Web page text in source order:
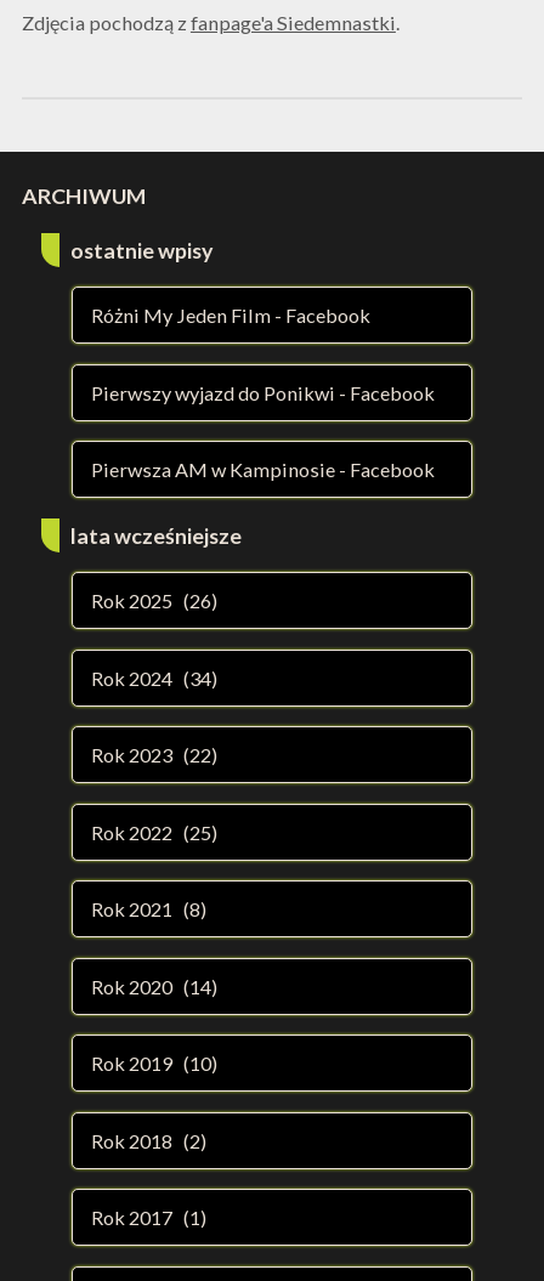
Zdjęcia pochodzą zfanpage'a Siedemnastki.
ARCHIWUM
ostatnie wpisy
Różni My Jeden Film - Facebook
Pierwszy wyjazd do Ponikwi - Facebook
Pierwsza AM w Kampinosie - Facebook
lata wcześniejsze
Rok 2025 (26)
Rok 2024 (34)
Rok 2023 (22)
Rok 2022 (25)
Rok 2021 (8)
Rok 2020 (14)
Rok 2019 (10)
Rok 2018 (2)
Rok 2017 (1)